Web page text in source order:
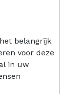
belangrijk
voor deze
in uw